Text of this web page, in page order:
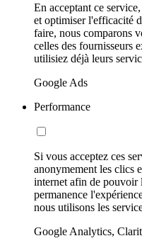
En acceptant ce
et optimiser l'efficacité
faire, nous comparons
celles des fournisseurs
utilisiez déjà leurs
Google Ads
Performance
Si vous acceptez ces
anonymement les clics
internet afin de pouvoir
permanence
nous utilisons les
Google Analytics,